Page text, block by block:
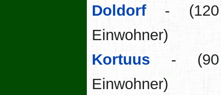
Doldorf- (120
Einwohner)
Kortuus - (90
Einwohner)